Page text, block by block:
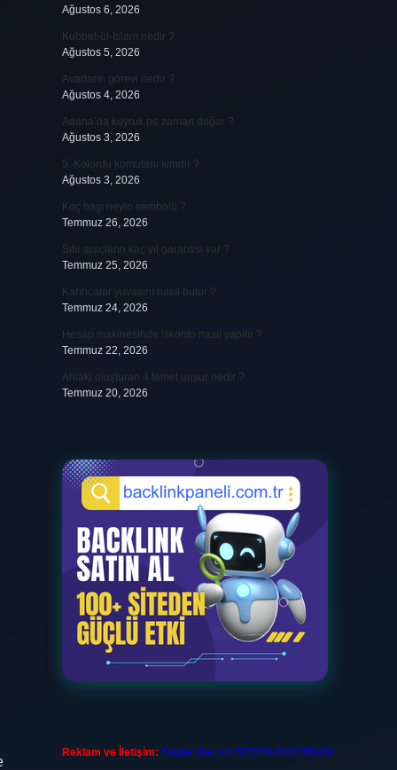
Ağustos 6, 2026
Kubbet-ül-İslam nedir ?
Ağustos 5, 2026
Avarların görevi nedir ?
Ağustos 4, 2026
Adana’da kuyruk ne zaman doğar ?
Ağustos 3, 2026
5. Kolordu komutanı kimdir ?
Ağustos 3, 2026
Koç başı neyin sembolü ?
Temmuz 26, 2026
Sıfır araçların kaç yıl garantisi var ?
Temmuz 25, 2026
Karıncalar yuvasını nasıl bulur ?
Temmuz 24, 2026
Hesap makinesinde iskonto nasıl yapılır ?
Temmuz 22, 2026
Ahlaki oluşturan 4 temel unsur nedir ?
Temmuz 20, 2026
Reklam ve İletişim: Skype: live:.cid.575569c608265c69